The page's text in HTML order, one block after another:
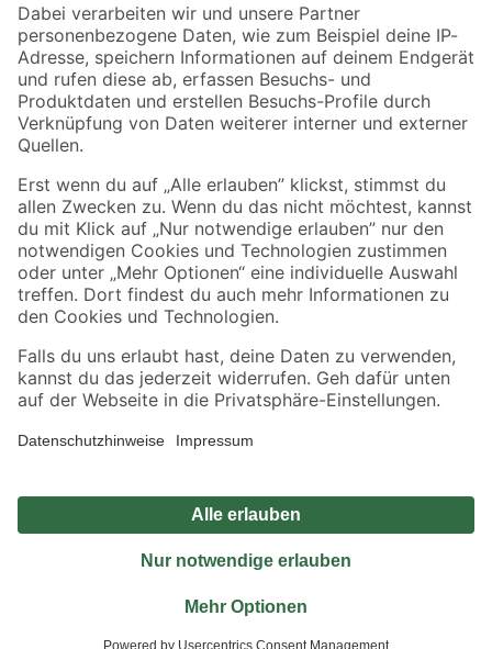
Zahlungsarten Versandarten
Sicher einkaufen
Jetzt die toom-App herunterladen
Alle Preisangaben in EUR inkl. gesetzl. MwSt.. Die dargestellten Angebote sind unter
Umständen nicht in allen Märkten verfügbar. Die angegebenen Verfügbarkeiten beziehen
Produkte nur solange der Vorrat reicht.
*Paketversand ab 59 € versandkostenfrei, gilt nicht für Artikel mit Speditionsversand, hier
Privatsphäre Impressum
Nutzungsbedingungen
Widerrufsrecht
Vertrag widerrufen
© 2026 toom Baumarkt GmbH